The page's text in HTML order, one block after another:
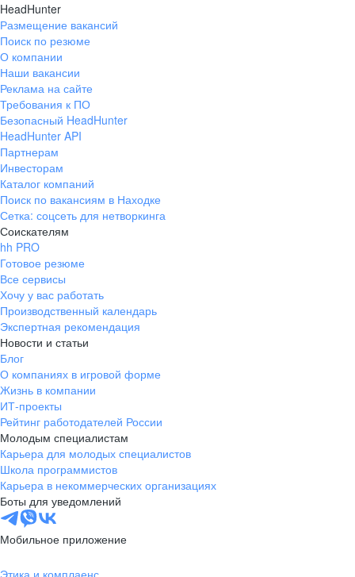
HeadHunter
Размещение вакансий
Поиск по резюме
О компании
Наши вакансии
Реклама на сайте
Требования к ПО
Безопасный HeadHunter
HeadHunter API
Партнерам
Инвесторам
Каталог компаний
Поиск по вакансиям в Находке
Сетка: соцсеть для нетворкинга
Соискателям
hh PRO
Готовое резюме
Все сервисы
Хочу у вас работать
Производственный календарь
Экспертная рекомендация
Новости и статьи
Блог
О компаниях в игровой форме
Жизнь в компании
ИТ-проекты
Рейтинг работодателей России
Молодым специалистам
Карьера для молодых специалистов
Школа программистов
Карьера в некоммерческих организациях
Боты для уведомлений
Мобильное приложение